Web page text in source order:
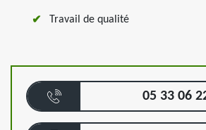
Travail de qualité
05 33 06